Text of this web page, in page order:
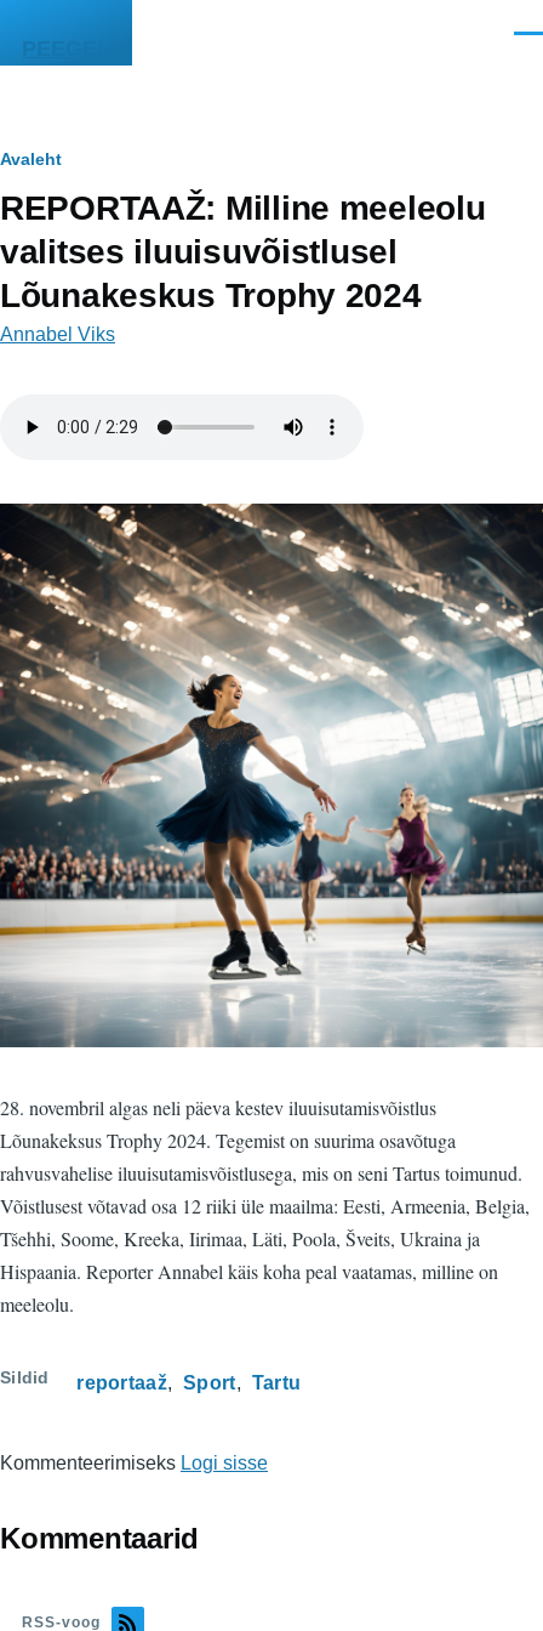
PEEGEL
Leivapuru
Avaleht
REPORTAAŽ: Milline meeleolu
valitses iluuisuvõistlusel
Lõunakeskus Trophy 2024
Annabel Viks
28. novembril algas neli päeva kestev iluuisutamisvõistlus
Lõunakeksus Trophy 2024. Tegemist on suurima osavõtuga
rahvusvahelise iluuisutamisvõistlusega, mis on seni Tartus toimunud.
Võistlusest võtavad osa 12 riiki üle maailma: Eesti, Armeenia, Belgia,
Tšehhi, Soome, Kreeka, Iirimaa, Läti, Poola, Šveits, Ukraina ja
Hispaania. Reporter Annabel käis koha peal vaatamas, milline on
meeleolu.
Sildid reportaaž Sport Tartu
Kommenteerimiseks Logi sisse
Kommentaarid
RSS-voog